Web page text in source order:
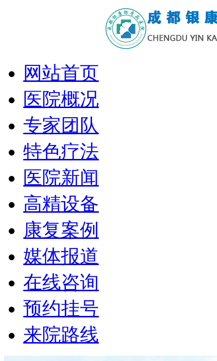
网站首页
医院概况
专家团队
特色疗法
医院新闻
高精设备
康复案例
媒体报道
在线咨询
预约挂号
来院路线